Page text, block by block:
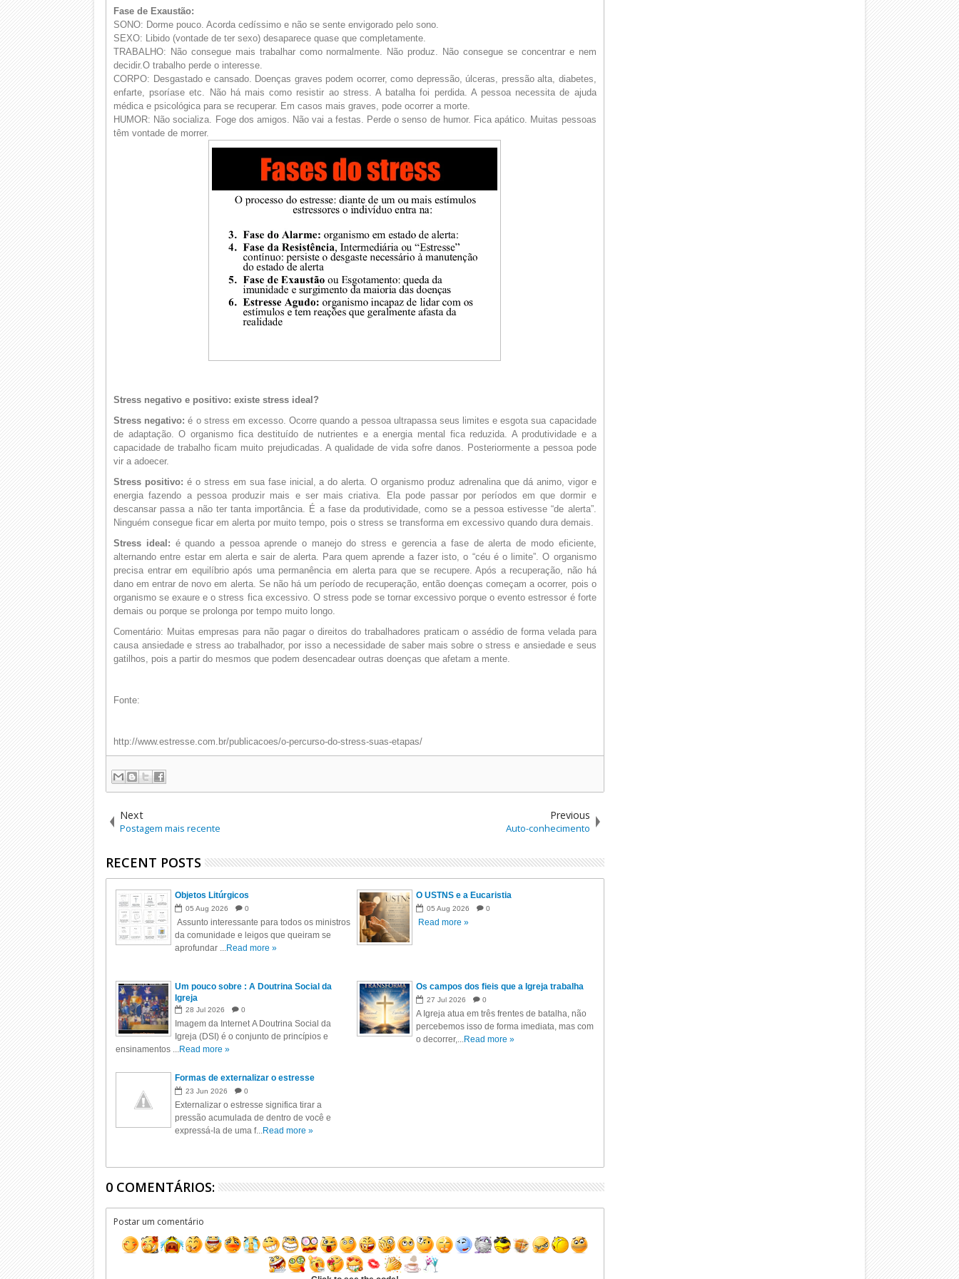
Fase de Exaustão:
SONO: Dorme pouco. Acorda cedíssimo e não se sente envigorado pelo sono.
SEXO: Libido (vontade de ter sexo) desaparece quase que completamente.
TRABALHO: Não consegue mais trabalhar como normalmente. Não produz. Não consegue se concentrar e nem
decidir.O trabalho perde o interesse.
CORPO: Desgastado e cansado. Doenças graves podem ocorrer, como depressão, úlceras, pressão alta, diabetes,
enfarte, psoríase etc. Não há mais como resistir ao stress. A batalha foi perdida. A pessoa necessita de ajuda
médica e psicológica para se recuperar. Em casos mais graves, pode ocorrer a morte.
HUMOR: Não socializa. Foge dos amigos. Não vai a festas. Perde o senso de humor. Fica apático. Muitas pessoas
têm vontade de morrer.
Stress negativo e positivo: existe stress ideal?
Stress negativo: é o stress em excesso. Ocorre quando a pessoa ultrapassa seus limites e esgota sua capacidade
de adaptação. O organismo fica destituído de nutrientes e a energia mental fica reduzida. A produtividade e a
capacidade de trabalho ficam muito prejudicadas. A qualidade de vida sofre danos. Posteriormente a pessoa pode
vir a adoecer.
Stress positivo: é o stress em sua fase inicial, a do alerta. O organismo produz adrenalina que dá animo, vigor e
energia fazendo a pessoa produzir mais e ser mais criativa. Ela pode passar por períodos em que dormir e
descansar passa a não ter tanta importância. É a fase da produtividade, como se a pessoa estivesse “de alerta”.
Ninguém consegue ficar em alerta por muito tempo, pois o stress se transforma em excessivo quando dura demais.
Stress ideal: é quando a pessoa aprende o manejo do stress e gerencia a fase de alerta de modo eficiente,
alternando entre estar em alerta e sair de alerta. Para quem aprende a fazer isto, o “céu é o limite”. O organismo
precisa entrar em equilíbrio após uma permanência em alerta para que se recupere. Após a recuperação, não há
dano em entrar de novo em alerta. Se não há um período de recuperação, então doenças começam a ocorrer, pois o
organismo se exaure e o stress fica excessivo. O stress pode se tornar excessivo porque o evento estressor é forte
demais ou porque se prolonga por tempo muito longo.
Comentário: Muitas empresas para não pagar o direitos do trabalhadores praticam o assédio de forma velada para
causa ansiedade e stress ao trabalhador, por isso a necessidade de saber mais sobre o stress e ansiedade e seus
gatilhos, pois a partir do mesmos que podem desencadear outras doenças que afetam a mente.
Fonte:
http://www.estresse.com.br/publicacoes/o-percurso-do-stress-suas-etapas/
Next
Postagem mais recente
Previous
Auto-conhecimento
RECENT POSTS
Objetos Litúrgicos
05 Aug 2026 0
Assunto interessante para todos os ministros
da comunidade e leigos que queiram se
aprofundar ...Read more »
O USTNS e a Eucaristia
05 Aug 2026 0
Read more »
Um pouco sobre : A Doutrina Social da
Igreja
28 Jul 2026 0
Imagem da Internet A Doutrina Social da
Igreja (DSI) é o conjunto de princípios e
ensinamentos ...Read more »
Os campos dos fieis que a Igreja trabalha
27 Jul 2026 0
A Igreja atua em três frentes de batalha, não
percebemos isso de forma imediata, mas com
o decorrer,...Read more »
Formas de externalizar o estresse
23 Jun 2026 0
Externalizar o estresse significa tirar a
pressão acumulada de dentro de você e
expressá-la de uma f...Read more »
0 COMENTÁRIOS:
Postar um comentário